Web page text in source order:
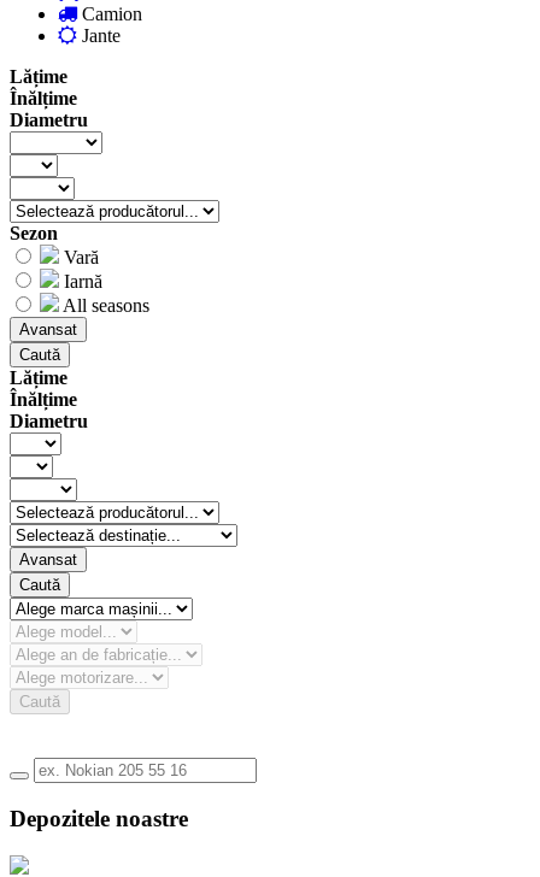
Camion
Jante
Lățime
Înălțime
Diametru
Sezon
Vară
Iarnă
All seasons
Avansat
Caută
Lățime
Înălțime
Diametru
Avansat
Caută
Caută
Depozitele noastre